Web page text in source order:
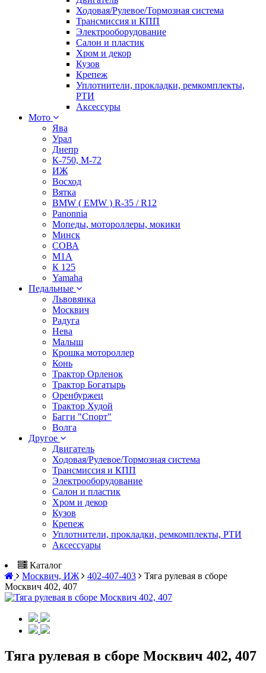
Ходовая/Рулевое/Тормозная система
Трансмиссия и КПП
Электрооборудование
Салон и пластик
Хром и декор
Кузов
Крепеж
Уплотнители, прокладки, ремкомплекты,
РТИ
Аксессуры
Мото
Ява
Урал
Днепр
К-750, М-72
ИЖ
Восход
Вятка
BMW ( EMW ) R-35 / R12
Panonnia
Мопеды, мотороллеры, мокики
Минск
СОВА
М1А
К 125
Yamaha
Педальные
Львовянка
Москвич
Радуга
Нева
Малыш
Крошка мотороллер
Конь
Трактор Орленок
Трактор Богатырь
Оренбуржец
Трактор Худой
Багги "Спорт"
Волга
Другое
Двигатель
Ходовая/Рулевое/Тормозная система
Трансмиссия и КПП
Электрооборудование
Салон и пластик
Хром и декор
Кузов
Крепеж
Уплотнители, прокладки, ремкомплекты, РТИ
Аксессуары
Каталог
Москвич, ИЖ
402-407-403
Тяга рулевая в сборе
Москвич 402, 407
Тяга рулевая в сборе Москвич 402, 407